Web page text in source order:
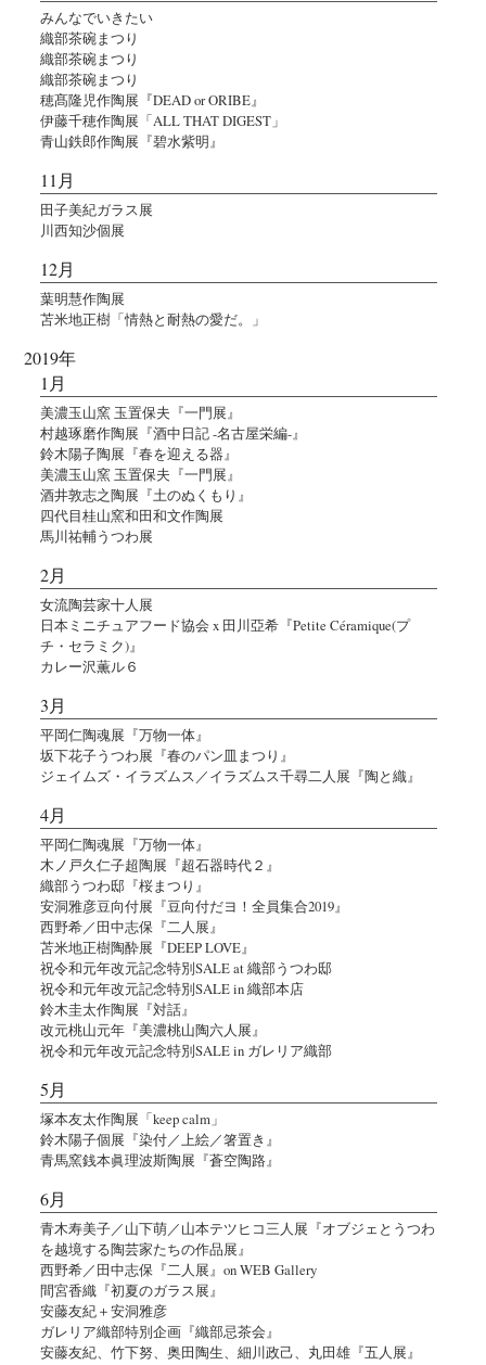
みんなでいきたい
織部茶碗まつり
織部茶碗まつり
織部茶碗まつり
穂髙隆児作陶展『DEAD or ORIBE』
伊藤千穂作陶展「ALL THAT DIGEST」
青山鉄郎作陶展『碧水紫明』
11月
田子美紀ガラス展
川西知沙個展
12月
葉明慧作陶展
苫米地正樹「情熱と耐熱の愛だ。」
2019年
1月
美濃玉山窯 玉置保夫『一門展』
村越琢磨作陶展『酒中日記 -名古屋栄編-』
鈴木陽子陶展『春を迎える器』
美濃玉山窯 玉置保夫『一門展』
酒井敦志之陶展『土のぬくもり』
四代目桂山窯和田和文作陶展
馬川祐輔うつわ展
2月
女流陶芸家十人展
日本ミニチュアフード協会 x 田川亞希『Petite Céramique(プ
チ・セラミク)』
カレー沢薫ル６
3月
平岡仁陶魂展『万物一体』
坂下花子うつわ展『春のパン皿まつり』
ジェイムズ・イラズムス／イラズムス千尋二人展『陶と織』
4月
平岡仁陶魂展『万物一体』
木ノ戸久仁子超陶展『超石器時代２』
織部うつわ邸『桜まつり』
安洞雅彦豆向付展『豆向付だヨ！全員集合2019』
西野希／田中志保『二人展』
苫米地正樹陶酔展『DEEP LOVE』
祝令和元年改元記念特別SALE at 織部うつわ邸
祝令和元年改元記念特別SALE in 織部本店
鈴木圭太作陶展『対話』
改元桃山元年『美濃桃山陶六人展』
祝令和元年改元記念特別SALE in ガレリア織部
5月
塚本友太作陶展「keep calm」
鈴木陽子個展『染付／上絵／箸置き』
青馬窯銭本眞理波斯陶展『蒼空陶路』
6月
青木寿美子／山下萌／山本テツヒコ三人展『オブジェとうつわ
を越境する陶芸家たちの作品展』
西野希／田中志保『二人展』on WEB Gallery
間宮香織『初夏のガラス展』
安藤友紀＋安洞雅彦
ガレリア織部特別企画『織部忌茶会』
安藤友紀、竹下努、奥田陶生、細川政己、丸田雄『五人展』